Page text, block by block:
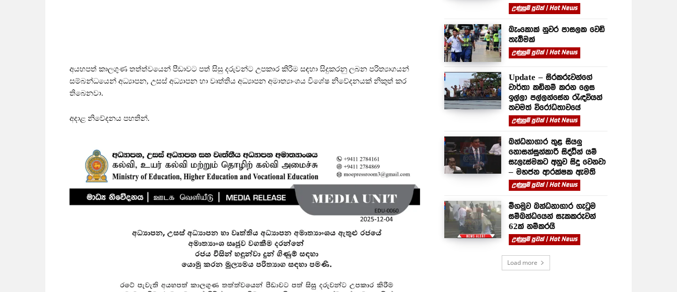
අයහපත් කාලගුණ තත්ත්වයෙන් පීඩාවට පත් සිසු දරුවන්ට උපකාර කිරීම සඳහා සිදුකරනු ලබන පරිත්‍යාගයන්
සම්බන්ධයෙන් අධ්‍යාපන, උසස් අධ්‍යාපන හා වෘත්තිය අධ්‍යාපන අමාත්‍යාංශය විශේෂ නිවේදනයක් නිකුත් කර
තිබෙනවා.
අදාළ නිවේදනය පහතින්.
උණුසුම් පුවත් | Hot News
බැංකොක් නුවර පාසලක වෙඩි
තැබීමක්
උණුසුම් පුවත් | Hot News
Update – සිරකරුවන්⁣ගේ
වාර්තා කඩිනම් කරන ලෙස
ඉල්ලා පල්ලන්සේන රැඳවියන්
තවමත් විරෝධතාවයේ
උණුසුම් පුවත් | Hot News
බන්ධනාගාර තුළ සියලු
නොසන්සුන්කාරී සිද්ධීන් යම්
සැලැස්මකට අනුව සිදු වෙනවා
– මහජන ආරක්ෂක ඇමති
උණුසුම් පුවත් | Hot News
මීගමුව බන්ධනාගාර ගැටුම
සම්බන්ධයෙන් සැකකරුවන්
62ක් නම්කරයි
උණුසුම් පුවත් | Hot News
Load more